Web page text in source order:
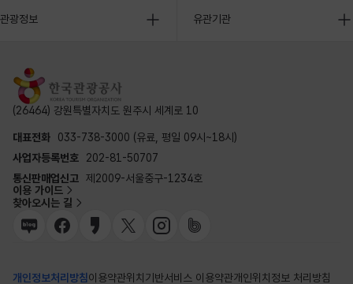
관광정보 유관기관
(26464) 강원특별자치도 원주시 세계로 10
대표전화
033-738-3000 (유료, 평일 09시~18시)
사업자등록번호
202-81-50707
통신판매업신고 제2009-서울중구-1234호
이용 가이드
찾아오시는 길
개인정보처리방침이용약관위치기반서비스 이용약관개인위치정보 처리방침